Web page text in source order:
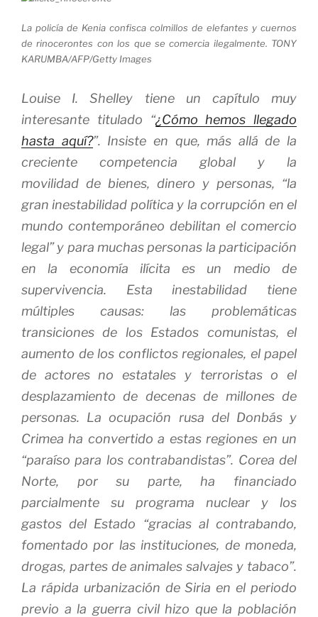
La policía de Kenia confisca colmillos de elefantes y cuernos
de rinocerontes con los que se comercia ilegalmente. TONY
KARUMBA/AFP/Getty Images
Louise I. Shelley tiene un capítulo muy
interesante titulado “¿Cómo hemos llegado
hasta aquí?”. Insiste en que, más allá de la
creciente competencia global y la
movilidad de bienes, dinero y personas, “la
gran inestabilidad política y la corrupción en el
mundo contemporáneo debilitan el comercio
legal” y para muchas personas la participación
en la economía ilícita es un medio de
supervivencia. Esta inestabilidad tiene
múltiples causas: las problemáticas
transiciones de los Estados comunistas, el
aumento de los conflictos regionales, el papel
de actores no estatales y terroristas o el
desplazamiento de decenas de millones de
personas. La ocupación rusa del Donbás y
Crimea ha convertido a estas regiones en un
“paraíso para los contrabandistas”. Corea del
Norte, por su parte, ha financiado
parcialmente su programa nuclear y los
gastos del Estado “gracias al contrabando,
fomentado por las instituciones, de moneda,
drogas, partes de animales salvajes y tabaco”.
La rápida urbanización de Siria en el periodo
previo a la guerra civil hizo que la población